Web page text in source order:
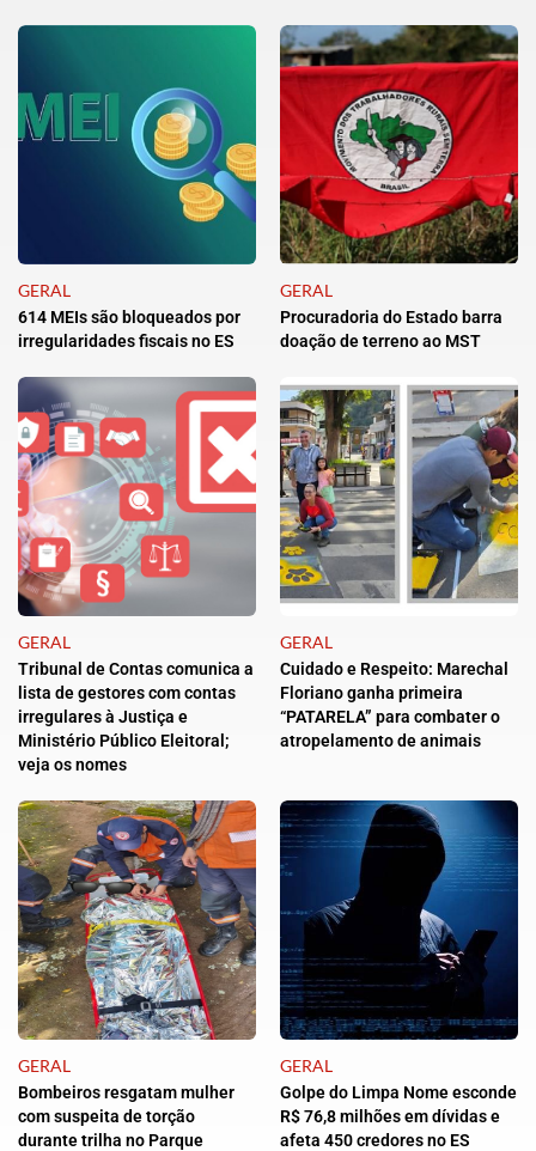
GERAL
614 MEIs são bloqueados por
irregularidades fiscais no ES
GERAL
Procuradoria do Estado barra
doação de terreno ao MST
GERAL
Tribunal de Contas comunica a
lista de gestores com contas
irregulares à Justiça e
Ministério Público Eleitoral;
veja os nomes
GERAL
Cuidado e Respeito: Marechal
Floriano ganha primeira
“PATARELA” para combater o
atropelamento de animais
GERAL
Bombeiros resgatam mulher
com suspeita de torção
durante trilha no Parque
GERAL
Golpe do Limpa Nome esconde
R$ 76,8 milhões em dívidas e
afeta 450 credores no ES